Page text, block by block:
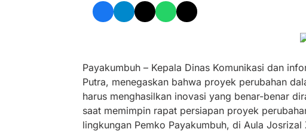
Payakumbuh – Kepala Dinas Komunikasi dan
Putra, menegaskan bahwa proyek perubahan
harus menghasilkan inovasi yang benar-benar
saat memimpin rapat persiapan proyek
lingkungan Pemko Payakumbuh, di Aula Josrizal